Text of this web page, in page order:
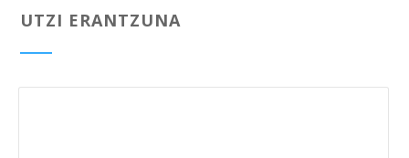
UTZI ERANTZUNA